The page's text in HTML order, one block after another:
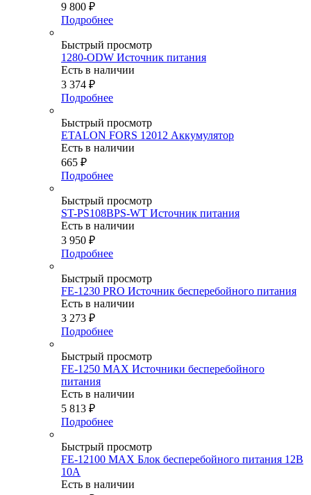
9 800 ₽
Подробнее
Быстрый просмотр
1280-ODW Источник питания
Есть в наличии
3 374 ₽
Подробнее
Быстрый просмотр
ETALON FORS 12012 Аккумулятор
Есть в наличии
665 ₽
Подробнее
Быстрый просмотр
ST-PS108BPS-WT Источник питания
Есть в наличии
3 950 ₽
Подробнее
Быстрый просмотр
FE-1230 PRO Источник бесперебойного питания
Есть в наличии
3 273 ₽
Подробнее
Быстрый просмотр
FE-1250 MAX Источники бесперебойного
питания
Есть в наличии
5 813 ₽
Подробнее
Быстрый просмотр
FE-12100 MAX Блок бесперебойного питания 12В
10А
Есть в наличии